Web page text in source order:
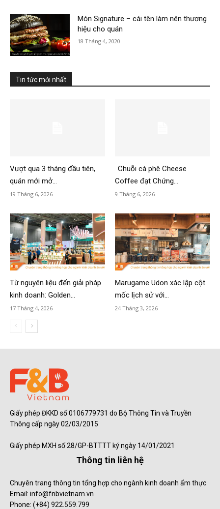
Món Signature – cái tên làm nên thương
hiệu cho quán
18 Tháng 4, 2020
Tin tức mới nhất
Vượt qua 3 tháng đầu tiên,
quán mới mở...
19 Tháng 6, 2026
Chuỗi cà phê Cheese
Coffee đạt Chứng...
9 Tháng 6, 2026
Từ nguyên liệu đến giải pháp
kinh doanh: Golden...
17 Tháng 4, 2026
Marugame Udon xác lập cột
mốc lịch sử với...
24 Tháng 3, 2026
Giấy phép ĐKKD số 0106779731 do Bộ Thông Tin và Truyền
Thông cấp ngày 02/03/2015
Giấy phép MXH số 28/GP-BTTTT ký ngày 14/01/2021
Thông tin liên hệ
Chuyên trang thông tin tổng hợp cho ngành kinh doanh ẩm thực
Email: info@fnbvietnam.vn
Phone: (+84) 922.559.799